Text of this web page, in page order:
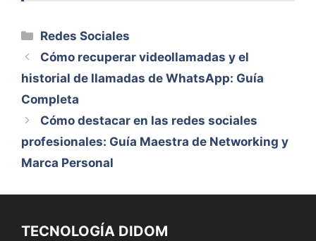
Categorías
Redes Sociales
Cómo recuperar videollamadas y el
historial de llamadas de WhatsApp: Guía
Completa
Cómo destacar en las redes sociales
profesionales: Guía Maestra de Networking y
Marca Personal
TECNOLOGÍA DIDOM